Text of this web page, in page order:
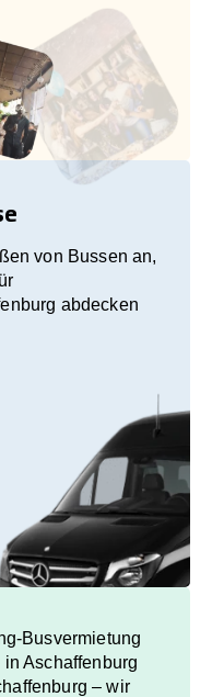
von Bussen an,
abdecken
Busvermietung
Aschaffenburg
– wir